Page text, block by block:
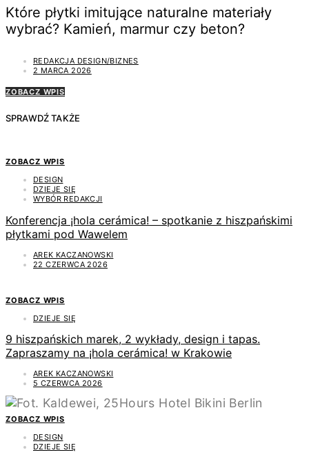
Które płytki imitujące naturalne materiały
wybrać? Kamień, marmur czy beton?
REDAKCJA DESIGN/BIZNES
2 MARCA 2026
ZOBACZ WPIS
SPRAWDŹ TAKŻE
ZOBACZ WPIS
DESIGN
DZIEJE SIĘ
WYBÓR REDAKCJI
Konferencja ¡hola cerámica! – spotkanie z hiszpańskimi
płytkami pod Wawelem
AREK KACZANOWSKI
22 CZERWCA 2026
ZOBACZ WPIS
DZIEJE SIĘ
9 hiszpańskich marek, 2 wykłady, design i tapas.
Zapraszamy na ¡hola cerámica! w Krakowie
AREK KACZANOWSKI
5 CZERWCA 2026
ZOBACZ WPIS
DESIGN
DZIEJE SIĘ